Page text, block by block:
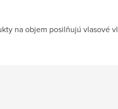
na objem posilňujú vlasové